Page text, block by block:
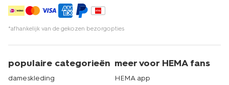
*afhankelijk van de gekozen bezorgopties
populaire categorieën
dameskleding
meer voor HEMA fans
HEMA app